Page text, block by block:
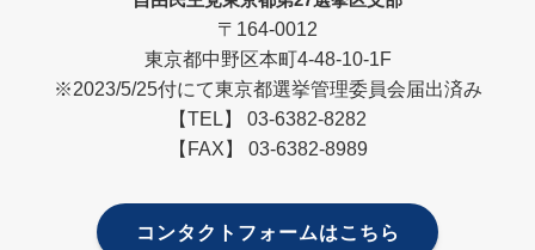
〒164-0012
東京都中野区本町4-48-10-1F
※2023/5/25付にて東京都選挙管理委員会届出済み
【TEL】 03-6382-8282
【FAX】 03-6382-8989
コンタクトフォームはこちら